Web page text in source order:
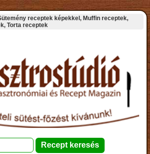
receptek képekkel, Muffin receptek,
Torta receptek